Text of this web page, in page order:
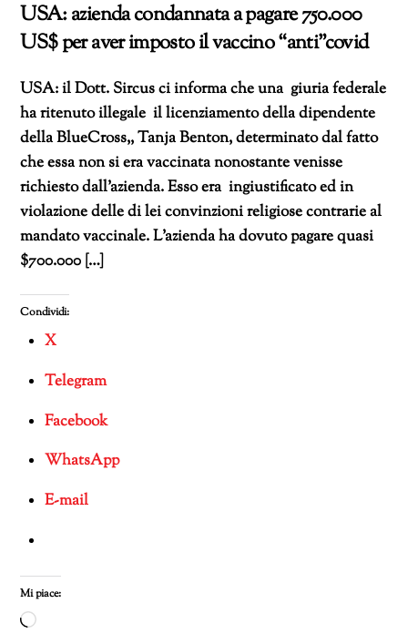
USA: azienda condannata a pagare 750.000
US$ per aver imposto il vaccino “anti”covid
USA: il Dott. Sircus ci informa che una giuria federale
ha ritenuto illegale il licenziamento della dipendente
della BlueCross,, Tanja Benton, determinato dal fatto
che essa non si era vaccinata nonostante venisse
richiesto dall’azienda. Esso era ingiustificato ed in
violazione delle di lei convinzioni religiose contrarie al
mandato vaccinale. L’azienda ha dovuto pagare quasi
$700.000 […]
Condividi:
X
Telegram
Facebook
WhatsApp
E-mail
Mi piace:
Caricamento